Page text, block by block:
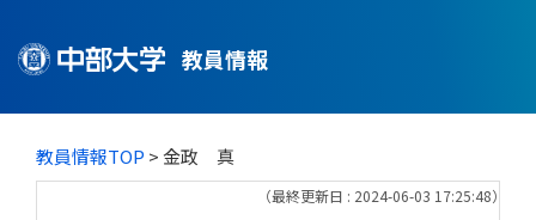
教員情報
教員情報TOP > 金政 真
（最終更新日 : 2024-06-03 17:25:48）